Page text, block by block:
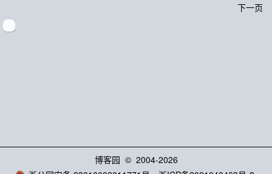
下一页
博客园 © 2004-2026